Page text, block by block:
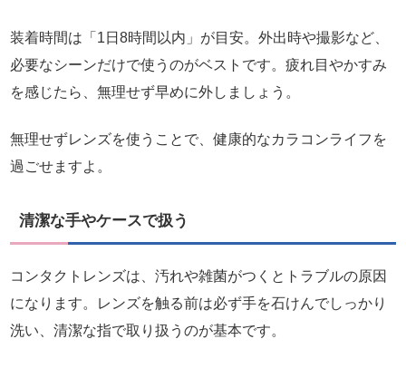
装着時間は「1日8時間以内」が目安。外出時や撮影など、
必要なシーンだけで使うのがベストです。疲れ目やかすみ
を感じたら、無理せず早めに外しましょう。
無理せずレンズを使うことで、健康的なカラコンライフを
過ごせますよ。
清潔な手やケースで扱う
コンタクトレンズは、汚れや雑菌がつくとトラブルの原因
になります。レンズを触る前は必ず手を石けんでしっかり
洗い、清潔な指で取り扱うのが基本です。